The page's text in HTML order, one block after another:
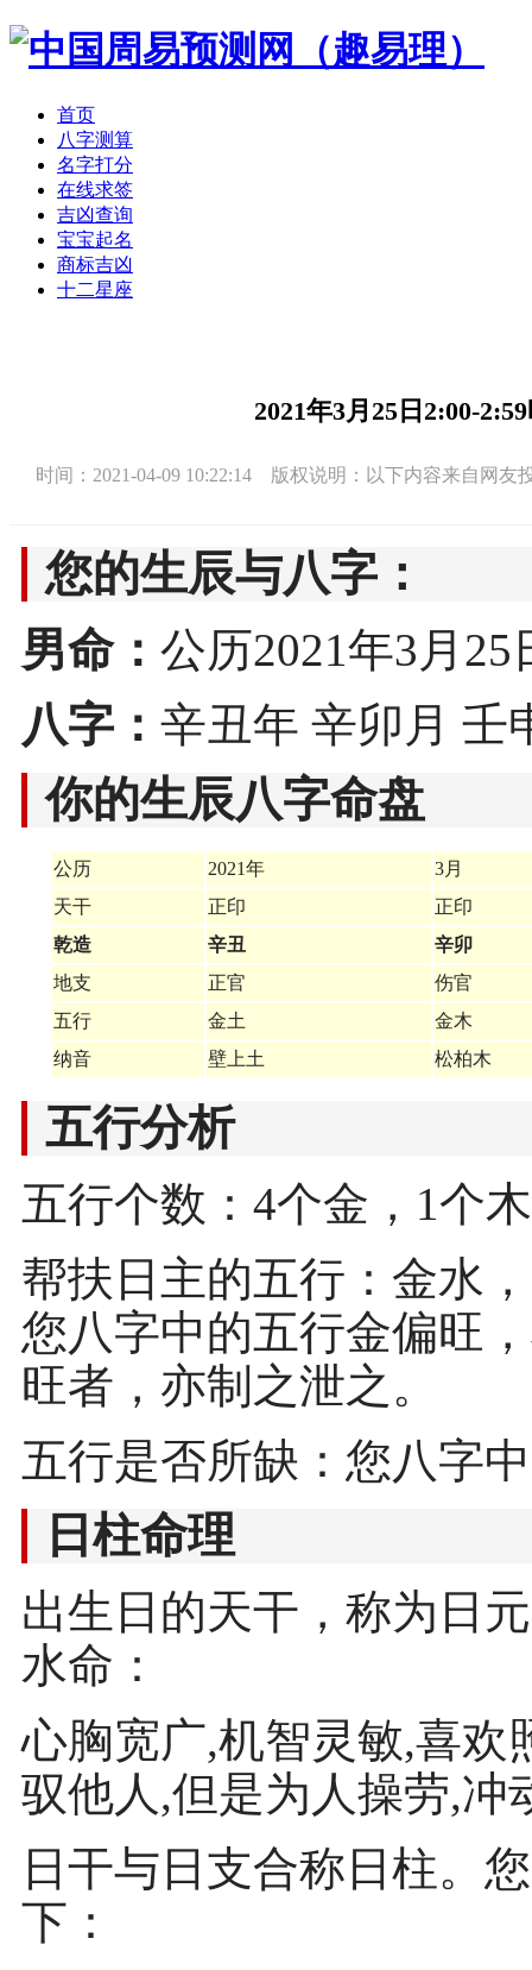
首页
八字测算
名字打分
在线求签
吉凶查询
宝宝起名
商标吉凶
十二星座
2021年3月25日2:00-
时间：2021-04-09 10:22:14 版权说明：以下内容来自网友
您的生辰与八字：
男命： 公历2021年3月25
八字： 辛丑年 辛卯月 壬
你的生辰八字命盘
公历 2021年
3月
天干
正印
正印
乾造
辛丑
辛卯
地支
正官
伤官
五行
金土
金木
纳音
壁上土 松柏木
五行分析
五行个数：4个金，1个
帮扶日主的五行：金水
您八字中的五行金偏旺
旺者，亦制之泄之。
五行是否所缺：您八字
日柱命理
出生日的天干，称为日
水命：
心胸宽广,机智灵敏,喜欢
驭他人,但是为人操劳,冲
日干与日支合称日柱。
下：